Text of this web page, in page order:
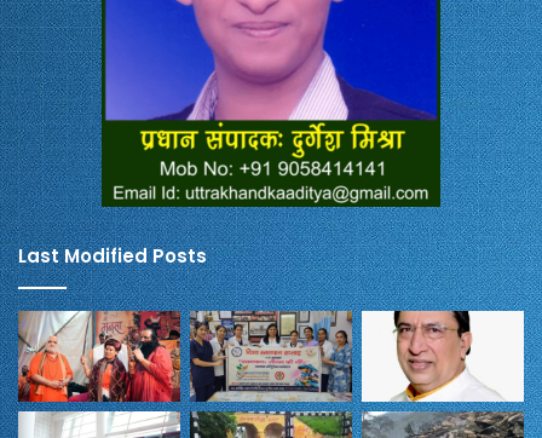
Last Modified Posts